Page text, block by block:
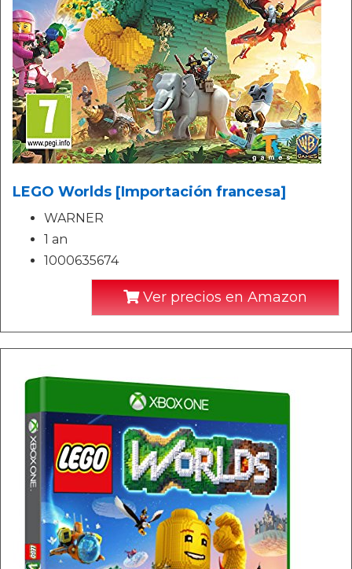
LEGO Worlds [Importación francesa]
WARNER
1 an
1000635674
Ver precios en Amazon